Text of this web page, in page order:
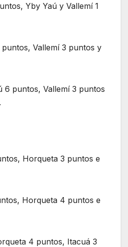
Yby Yaú y Vallemí 1
Vallemí 3 puntos y
6 puntos, Vallemí 3 puntos
Horqueta 3 puntos e
Horqueta 4 puntos e
4 puntos, Itacuá 3